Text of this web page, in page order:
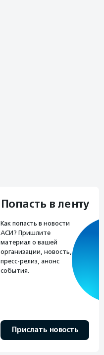
Попасть в ленту
Как попасть в новости
АСИ? Пришлите
материал о вашей
организации, новость,
пресс-релиз, анонс
события.
Прислать новость